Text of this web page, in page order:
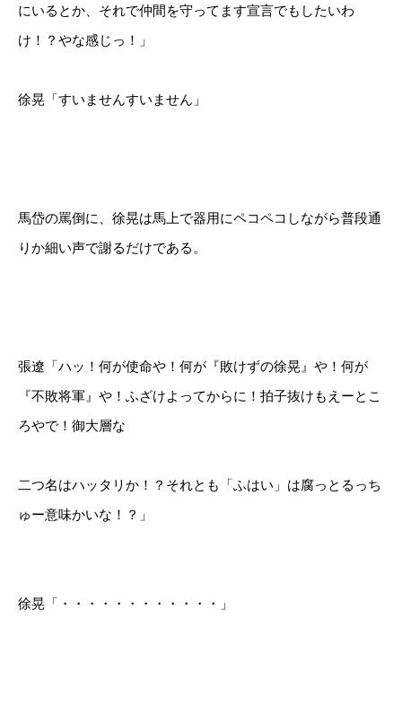
にいるとか、それで仲間を守ってます宣言でもしたいわ
け！？やな感じっ！」
徐晃「すいませんすいません」
馬岱の罵倒に、徐晃は馬上で器用にペコペコしながら普段通
りか細い声で謝るだけである。
張遼「ハッ！何が使命や！何が『敗けずの徐晃』や！何が
『不敗将軍』や！ふざけよってからに！拍子抜けもえーとこ
ろやで！御大層な
二つ名はハッタリか！？それとも「ふはい」は腐っとるっち
ゅー意味かいな！？」
徐晃「・・・・・・・・・・・・」